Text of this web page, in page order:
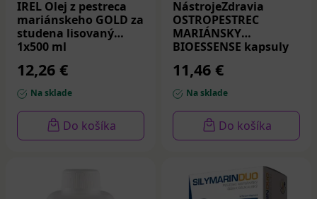
IREL Olej z pestreca
mariánskeho GOLD za
studena lisovaný
1x500 ml
12,26 €
Na sklade
Do košíka
NástrojeZdravia
OSTROPESTREC
MARIÁNSKY
BIOESSENSE kapsuly
11,46 €
Na sklade
Do košíka